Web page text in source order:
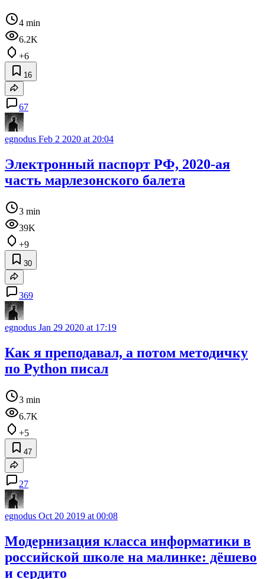
4 min
6.2K
+6
16
67
egnodus Feb 2 2020 at 20:04
Электронный паспорт РФ, 2020-ая
часть марлезонского балета
3 min
39K
+9
30
369
egnodus Jan 29 2020 at 17:19
Как я преподавал, а потом методичку
по Python писал
3 min
6.7K
+5
47
27
egnodus Oct 20 2019 at 00:08
Модернизация класса информатики в
российской школе на малинке: дёшево
и сердито